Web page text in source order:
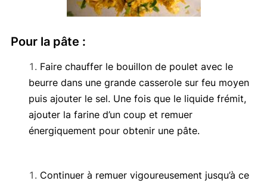
Pour la pâte :
Faire chauffer le bouillon de poulet avec le
beurre dans une grande casserole sur feu moyen
puis ajouter le sel. Une fois que le liquide frémit,
ajouter la farine d’un coup et remuer
énergiquement pour obtenir une pâte.
Continuer à remuer vigoureusement jusqu’à ce